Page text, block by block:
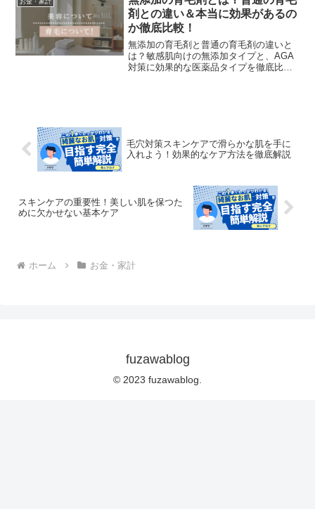
剤との違い＆本当に効果があるの
か徹底比較！
無添加の育毛剤と普通の育毛剤の違いと
は？敏感肌向けの無添加タイプと、AGA
対策に効果的な医薬品タイプを徹底比
毛穴対策スキンケアで滑らかな肌を手に
入れよう！効果的なケア方法を徹底解説
スキンケアの重要性！美しい肌を保つた
めに欠かせない基本ケア
ホーム お金・家計
fuzawablog
© 2023 fuzawablog.